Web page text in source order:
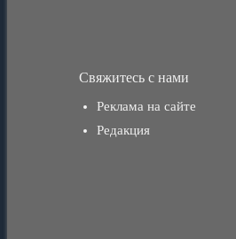
Свяжитесь с нами
Реклама на сайте
Редакция